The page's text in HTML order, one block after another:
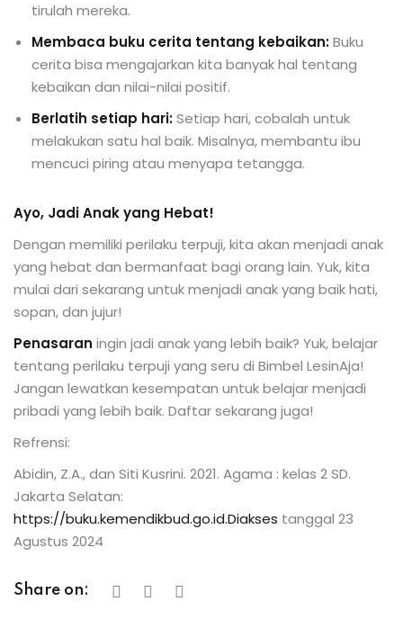
tirulah mereka.
Membaca buku cerita tentang kebaikan:Buku
cerita bisa mengajarkan kita banyak hal tentang
kebaikan dan nilai-nilai positif.
Berlatih setiap hari:Setiap hari, cobalah untuk
melakukan satu hal baik. Misalnya, membantu ibu
mencuci piring atau menyapa tetangga.
Ayo, Jadi Anak yang Hebat!
Dengan memiliki perilaku terpuji, kita akan menjadi anak
yang hebat dan bermanfaat bagi orang lain. Yuk, kita
mulai dari sekarang untuk menjadi anak yang baik hati,
sopan, dan jujur!
Penasaran ingin jadi anak yang lebih baik? Yuk, belajar
tentang perilaku terpuji yang seru di Bimbel LesinAja!
Jangan lewatkan kesempatan untuk belajar menjadi
pribadi yang lebih baik. Daftar sekarang juga!
Refrensi:
Abidin, Z.A., dan Siti Kusrini. 2021. Agama : kelas 2 SD.
Jakarta Selatan:
https://buku.kemendikbud.go.id.Diakses tanggal 23
Agustus 2024
Share on: